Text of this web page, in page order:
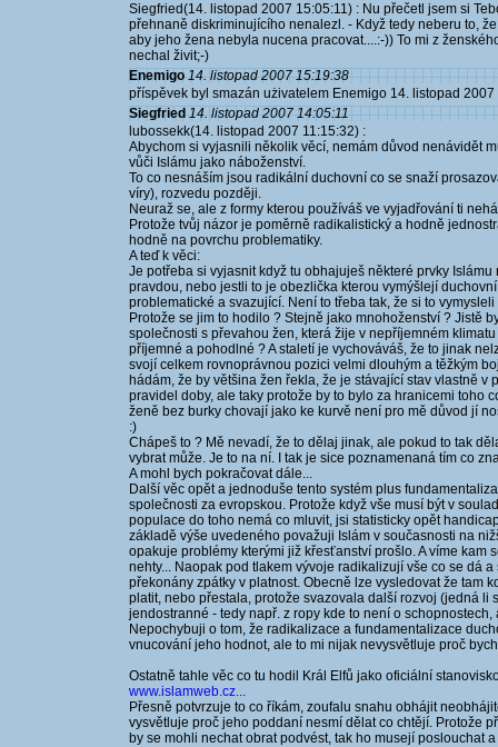
Siegfried(14. listopad 2007 15:05:11) : Nu přečetl jsem si
přehnaně diskriminujícího nenalezl. - Když tedy neberu to,
aby jeho žena nebyla nucena pracovat....:-)) To mi z
nechal živit;-)
Enemigo 14. listopad 2007 15:19:38
příspěvek byl smazán użivatelem Enemigo 14. listopad 2007
Siegfried 14. listopad 2007 14:05:11
lubossekk(14. listopad 2007 11:15:32) :
Abychom si vyjasnili několik věcí, nemám důvod nenávidět
vůči Islámu jako náboženství.
To co nesnáším jsou radikální duchovní co se snaží
víry), rozvedu později.
Neuraž se, ale z formy kterou používáš ve vyjadřování ti
Protože tvůj názor je poměrně radikalistický a hodně
hodně na povrchu problematiky.
A teď k věci:
Je potřeba si vyjasnit když tu obhajuješ některé prvky
pravdou, nebo jestli to je obezlička kterou vymýšlejí
problematické a svazující. Není to třeba tak, že si to
Protože se jim to hodilo ? Stejně jako mnohoženství ? Jistě
společnosti s převahou žen, která žije v nepříjemném
příjemné a pohodlné ? A staletí je vychováváš, že to jinak
svojí celkem rovnoprávnou pozici velmi dlouhým a těžkým
hádám, že by většina žen řekla, že je stávající stav vlastně v
pravidel doby, ale taky protože by to bylo za hranicemi toho
ženě bez burky chovají jako ke kurvě není pro mě důvod jí
:)
Chápeš to ? Mě nevadí, že to dělaj jinak, ale pokud to tak
vybrat může. Je to na ní. I tak je sice poznamenaná tím co
A mohl bych pokračovat dále...
Další věc opět a jednoduše tento systém plus
společnosti za evropskou. Protože když vše musí být v
populace do toho nemá co mluvit, jsi statisticky opět
základě výše uvedeného považuji Islám v současnosti na
opakuje problémy kterými již křesťanství prošlo. A víme kam
nehty... Naopak pod tlakem vývoje radikalizují vše co se dá
překonány zpátky v platnost. Obecně lze vysledovat že tam
platit, nebo přestala, protože svazovala další rozvoj (jedná li
jendostranné - tedy např. z ropy kde to není o
Nepochybuji o tom, že radikalizace a fundamentalizace
vnucování jeho hodnot, ale to mi nijak nevysvětluje proč
Ostatně tahle věc co tu hodil Král Elfů jako oficiální
www.islamweb.cz...
Přesně potvrzuje to co říkám, zoufalu snahu obhájit
vysvětluje proč jeho poddaní nesmí dělat co chtějí. Protože
by se mohli nechat obrat podvést, tak ho musejí poslouchat